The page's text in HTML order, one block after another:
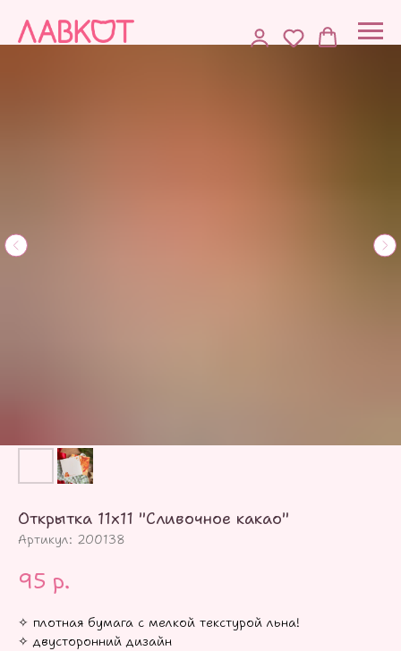
Открытка 11х11 "Сливочное какао"
Артикул: 200138
95 р.
✧ плотная бумага с мелкой текстурой льна!
✧ двусторонний дизайн